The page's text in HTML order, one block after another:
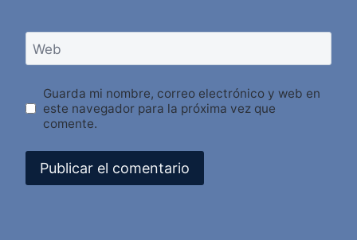
Web
Guarda mi nombre, correo electrónico y web en
este navegador para la próxima vez que
comente.